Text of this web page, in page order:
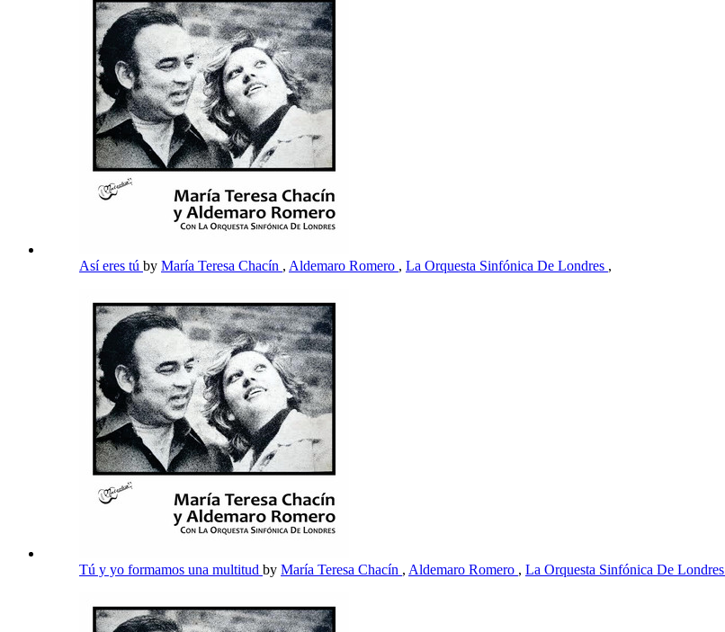
Así eres tú by María Teresa Chacín , Aldemaro Romero , La Orquesta Sinfónica De Londres ,
Tú y yo formamos una multitud by María Teresa Chacín , Aldemaro Romero , La Orquesta Sinfónica De Londres